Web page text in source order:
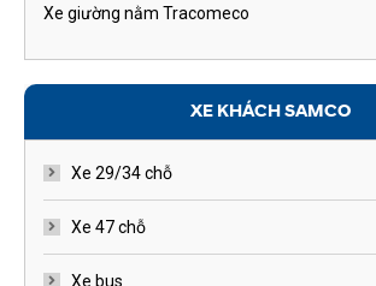
Xe giường nằm Tracomeco
XE KHÁCH SAMCO
Xe 29/34 chỗ
Xe 47 chỗ
Xe bus